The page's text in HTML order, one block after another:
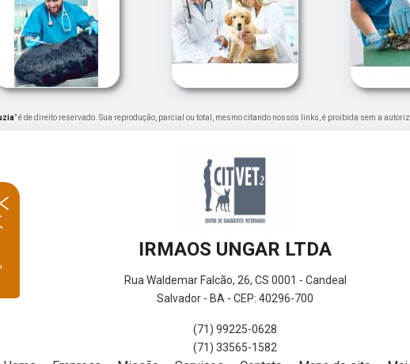
" é de direito reservado. Sua reprodução, parcial ou total, mesmo citando nossos links, é proibida sem a
IRMAOS UNGAR LTDA
Rua Waldemar Falcão, 26, CS 0001 - Candeal
Salvador - BA - CEP: 40296-700
(71) 99225-0628
(71) 33565-1582